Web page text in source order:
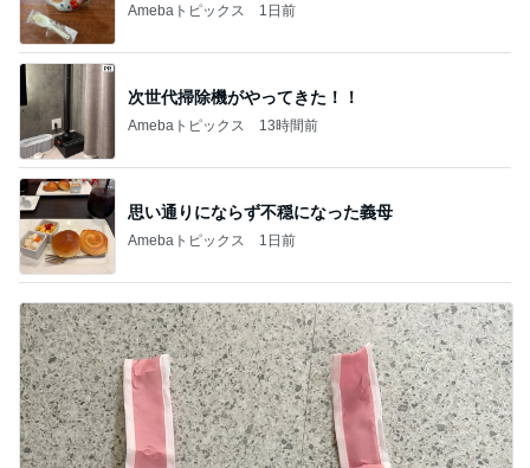
Amebaトピックス 1日前
次世代掃除機がやってきた！！
Amebaトピックス 13時間前
思い通りにならず不穏になった義母
Amebaトピックス 1日前